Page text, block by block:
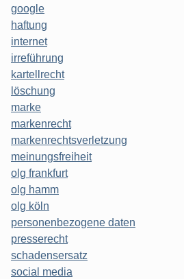
google
haftung
internet
irreführung
kartellrecht
löschung
marke
markenrecht
markenrechtsverletzung
meinungsfreiheit
olg frankfurt
olg hamm
olg köln
personenbezogene daten
presserecht
schadensersatz
social media